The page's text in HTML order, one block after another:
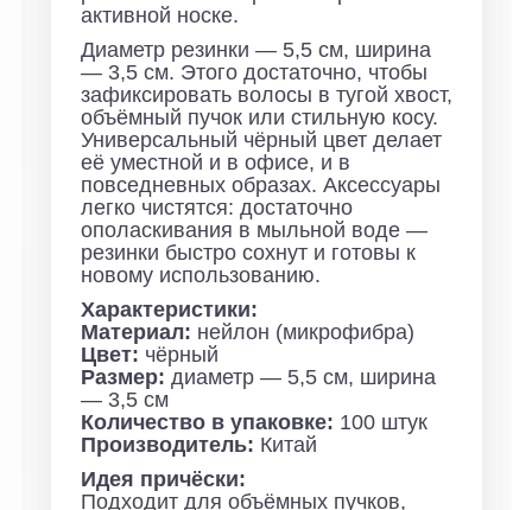
активной носке.
Диаметр резинки — 5,5 см, ширина
— 3,5 см. Этого достаточно, чтобы
зафиксировать волосы в тугой хвост,
объёмный пучок или стильную косу.
Универсальный чёрный цвет делает
её уместной и в офисе, и в
повседневных образах. Аксессуары
легко чистятся: достаточно
ополаскивания в мыльной воде —
резинки быстро сохнут и готовы к
новому использованию.
Характеристики:
Материал: нейлон (микрофибра)
Цвет: чёрный
Размер: диаметр — 5,5 см, ширина
— 3,5 см
Количество в упаковке: 100 штук
Производитель: Китай
Идея причёски:
Подходит для объёмных пучков,